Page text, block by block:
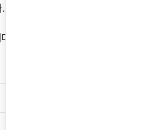
.
코랄 냉온정수기